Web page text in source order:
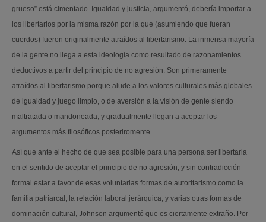
grueso” está cimentado. Igualdad y justicia, argumentó, debería importar a
los libertarios por la misma razón por la que (asumiendo que fueran
cuerdos) fueron originalmente atraídos al libertarismo. La inmensa mayoría
de la gente no llega a esta ideología como resultado de razonamientos
deductivos a partir del principio de no agresión. Son primeramente
atraídos al libertarismo porque alude a los valores culturales más globales
de igualdad y juego limpio, o de aversión a la visión de gente siendo
maltratada o mandoneada, y gradualmente llegan a aceptar los
argumentos más filosóficos posteriromente.
Así que ante el hecho de que sea posible para una persona ser libertaria
en el sentido de aceptar el principio de no agresión, y sin contradicción
formal estar a favor de esas voluntarias formas de autoritarismo como la
familia patriarcal, la relación laboral jerárquica, y varias otras formas de
dominación cultural, Johnson argumentó que es ciertamente extraño. Por